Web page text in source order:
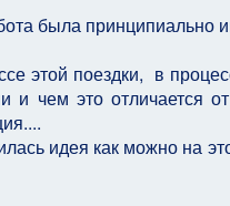
была принципиально
этой поездки, в
и чем это отличается
идея как можно на